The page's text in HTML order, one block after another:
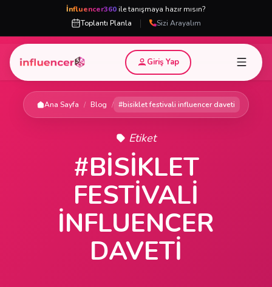
İnfluencer360 ile tanışmaya hazır mısın?
Toplantı Planla
| Sizi Arayalım
Giriş Yap
Ana Sayfa / Blog / #bisiklet festivali influencer daveti
Etiket
#BISIKLET
FESTIVALI
INFLUENCER
DAVETI